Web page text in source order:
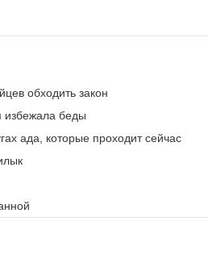
обходить закон
избежала беды
ада, которые проходит сейчас